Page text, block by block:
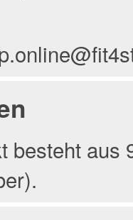
besteht aus